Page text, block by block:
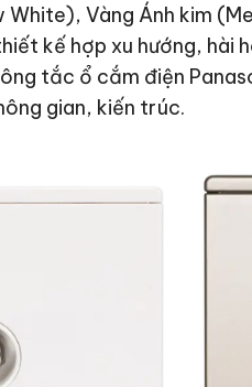
Vàng Ánh kim
kế hợp xu hướng, hài
tắc ổ cắm điện
gian, kiến trúc.